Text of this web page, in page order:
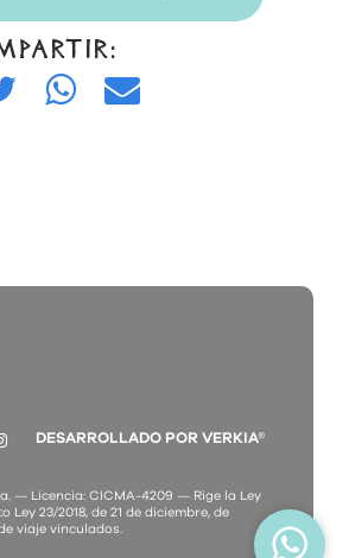
DESARROLLADO POR VERKIA®
— Licencia: CICMA-4209 — Rige la Ley
23/2018, de 21 de diciembre, de
viaje vinculados.